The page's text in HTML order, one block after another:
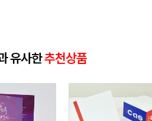
유사한추천상품